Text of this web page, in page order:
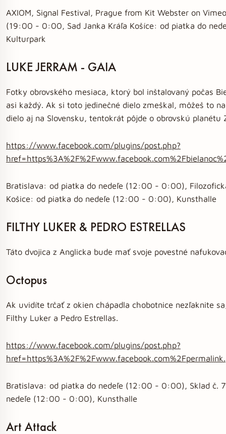
AXIOM, Signal Festival, Prague from Kit Webster on
(19:00 - 0:00, Sad Janka Kráľa Košíce: od piatka do
Kulturpark
LUKE JERRAM - GAIA
Fotky obrovského mesiaca, ktorý bol inštalovaný počas
asi každý. Ak si toto jedinečné dielo zmeškal, môžeš to
dielo aj na Slovensku, tentokrát pôjde o obrovskú planétu
https://www.facebook.com/plugins/post.php?
Bratislava: od piatka do nedeľe (12:00 - 0:00),
Košice: od piatka do nedeľe (12:00 - 0:00), Kunsthalle
FILTHY LUKER & PEDRO ESTRELLAS
Táto dvojica z Anglicka bude mať svoje povestné
Octopus
Ak uvidíte trčať z okien chápadla chobotnice nezľaknite
Filthy Luker a Pedro Estrellas.
https://www.facebook.com/plugins/post.php?
Bratislava: od piatka do nedeľe (12:00 - 0:00), Sklad č.
nedeľe (12:00 - 0:00), Kunsthalle
Art Attack